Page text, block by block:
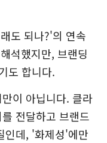
도 되나?'의 연속
석했지만, 브랜딩
도 합니다.
이 아닙니다. 클라
전달하고 브랜드
인데, '화제성'에만